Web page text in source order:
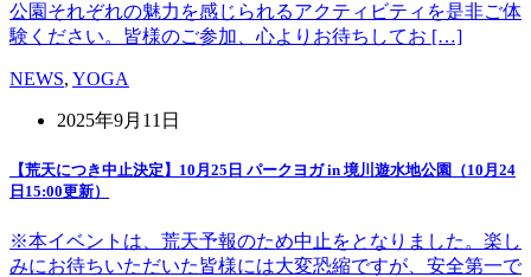
公園それぞれの魅力を感じられるアクティビティを是非ご体
験ください。皆様のご参加、心よりお待ちしてお […]
NEWS, YOGA
2025年9月11日
【荒天につき中止決定】10月25日 パークヨガ in 境川遊水地公園（10月24
日15:00更新）
※本イベントは、荒天予報のため中止をとなりました。楽し
みにお待ちいただいた皆様には大変恐縮ですが、安全第一で